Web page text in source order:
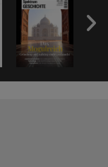
2015 kommen so
bis
von
was wir
um uns herum mit